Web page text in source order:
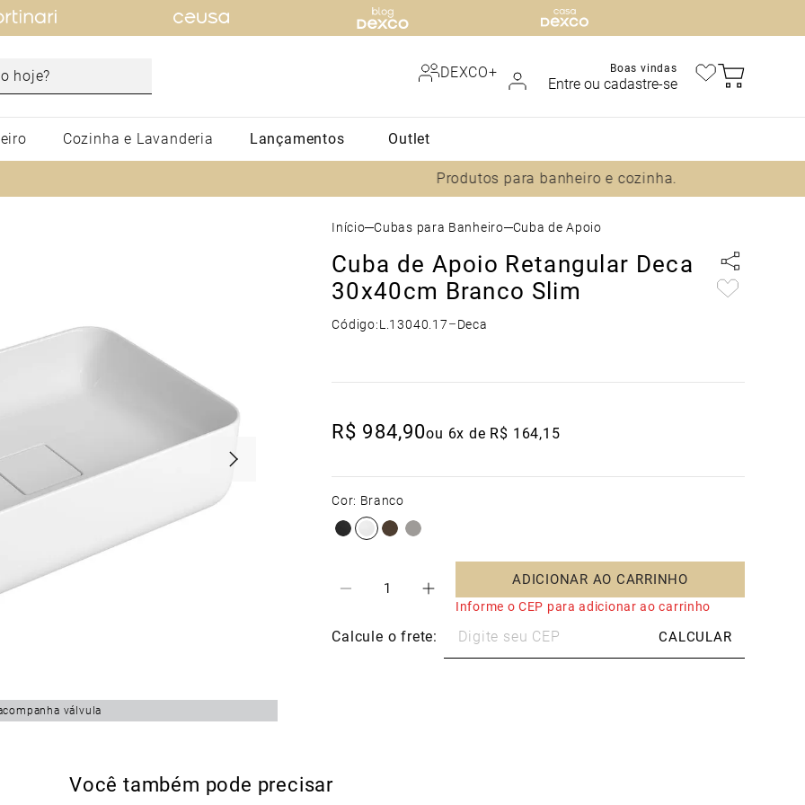
DEXCO+ Boas vindas
Entre ou cadastre-se
Cozinha e Lavanderia Lançamentos Outlet
válvula
Cubas para Banheiro Cuba de Apoio
Cuba de Apoio Retangular Deca
30x40cm Branco Slim
Código:L.13040.17–Deca
R$ 984,90ou 6x de R$ 164,15
Cor: Branco
ADICIONAR AO CARRINHO
Informe o CEP para adicionar ao carrinho
Você também pode precisar